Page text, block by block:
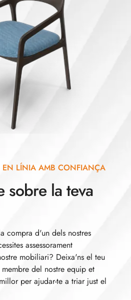
EN LÍNIA AMB CONFIANÇA
sobre la teva
compra d'un dels nostres
assessorament
mobiliari? Deixa'ns el teu
del nostre equip et
per ajudar-te a triar just el